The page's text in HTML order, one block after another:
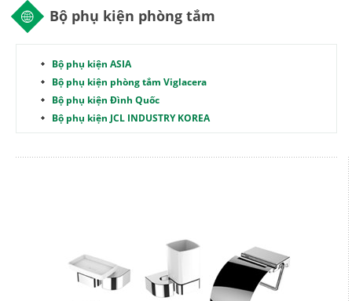
Bộ phụ kiện phòng tắm
Bộ phụ kiện ASIA
Bộ phụ kiện phòng tắm Viglacera
Bộ phụ kiện Đình Quốc
Bộ phụ kiện JCL INDUSTRY KOREA